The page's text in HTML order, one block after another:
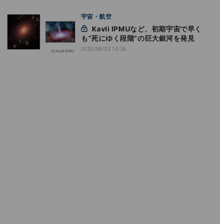
宇宙・航空
も“死にゆく段階”の巨大銀河を発見
2025/09/22 10:26